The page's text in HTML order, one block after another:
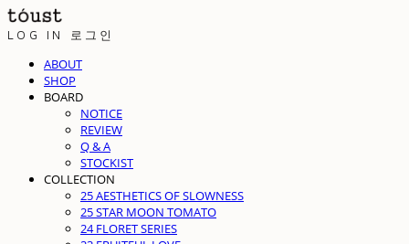
LOG IN 로그인
ABOUT
SHOP
BOARD
NOTICE
REVIEW
Q & A
STOCKIST
COLLECTION
25 AESTHETICS OF SLOWNESS
25 STAR MOON TOMATO
24 FLORET SERIES